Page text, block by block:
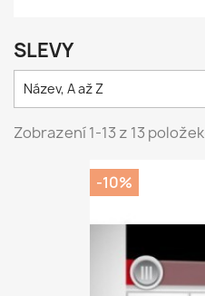
SLEVY
Název, A až Z
Zobrazení 1-13 z 13 položek
-10%